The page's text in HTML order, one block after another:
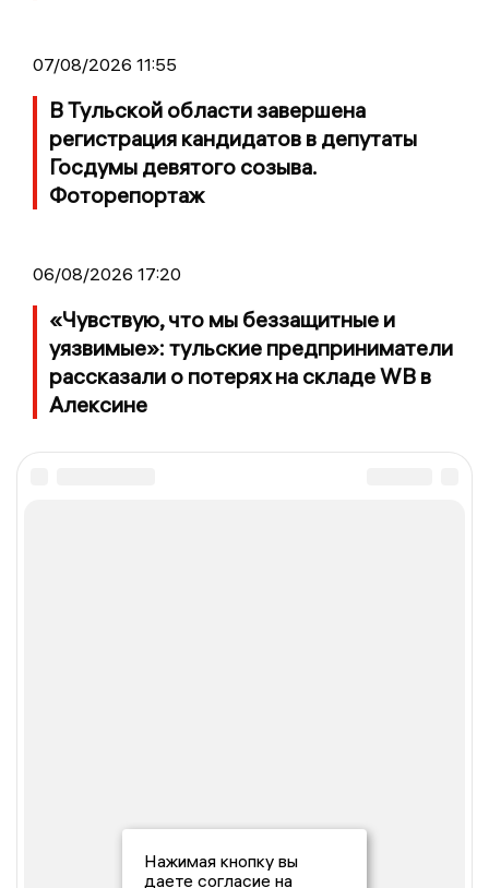
07/08/2026 11:55
В Тульской области завершена
регистрация кандидатов в депутаты
Госдумы девятого созыва.
Фоторепортаж
06/08/2026 17:20
«Чувствую, что мы беззащитные и
уязвимые»: тульские предприниматели
рассказали о потерях на складе WB в
Алексине
Нажимая кнопку вы
даете согласие на